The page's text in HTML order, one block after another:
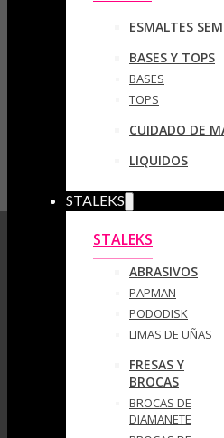
ESMALTES
BASES Y TOPS
BASES
TOPS
CUIDADO DE
LIQUIDOS
STALEKS
STALEKS
ABRASIVOS
PAPMAN
PODODISK
LIMAS DE UÑAS
FRESAS Y
BROCAS
BROCAS DE
DIAMANETE